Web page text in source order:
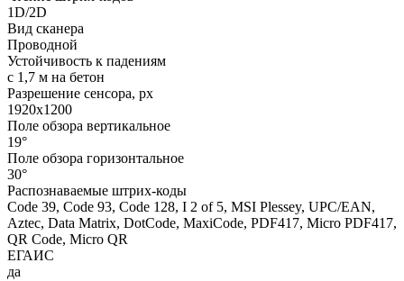
1D/2D
Вид сканера
Проводной
Устойчивость к падениям
с 1,7 м на бетон
Разрешение сенсора, px
1920x1200
Поле обзора вертикальное
19°
Поле обзора горизонтальное
30°
Распознаваемые штрих-коды
Code 39, Code 93, Code 128, I 2 of 5, MSI Plessey, UPC/EAN,
Aztec, Data Matrix, DotCode, MaxiCode, PDF417, Micro PDF417,
QR Code, Micro QR
ЕГАИС
да